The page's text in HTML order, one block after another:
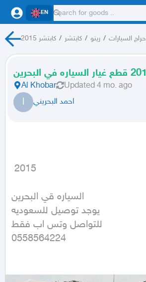
EN
كابتشر 2015 / كابتشر / رينو / حراج السيارات
Al Khobar Updated 4 mo. ago
ا احمد البحريني
2015
السياره قي البحرين
يوجد توصيل للسعوديه
للتواصل وتس اب فقط
0558564224